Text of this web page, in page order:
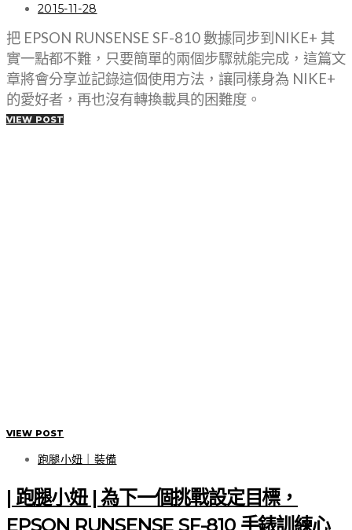
2015-11-28
把 EPSON RUNSENSE SF-810 數據同步到NIKE+ 其
實一點都不難，只要簡單的兩個步驟就能完成，這篇文
章將會分享並記錄這個使用方法，讓同樣身為 NIKE+
的愛好者，再也沒有轉換載具的困難度。
VIEW POST
VIEW POST
跑腿小妞｜裝備
| 跑腿小妞 | 為下一個挑戰設定目標，
EPSON RUNSENSE SF-810 手錶訓練心